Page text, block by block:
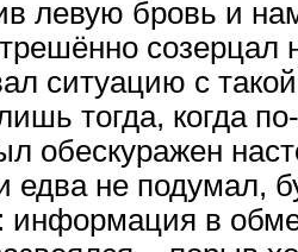
левую бровь и
созерцал
ситуацию с
тогда, когда
обескуражен
едва не подумал,
информация в